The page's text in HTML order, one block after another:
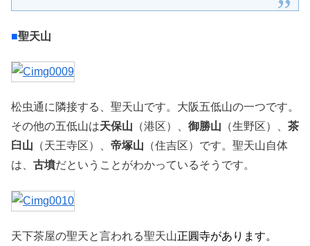
■聖天山
松虫通に隣接する、聖天山です。大阪五低山の一つです。
その他の五低山は天保山 （港区）、 御勝山 （生野区）、 茶
臼山 （天王寺区）、 帝塚山 （住吉区）です。聖天山自体
は、 古墳だということがわかっているそうです。
天下茶屋の聖天と言われる聖天山正圓寺があります。